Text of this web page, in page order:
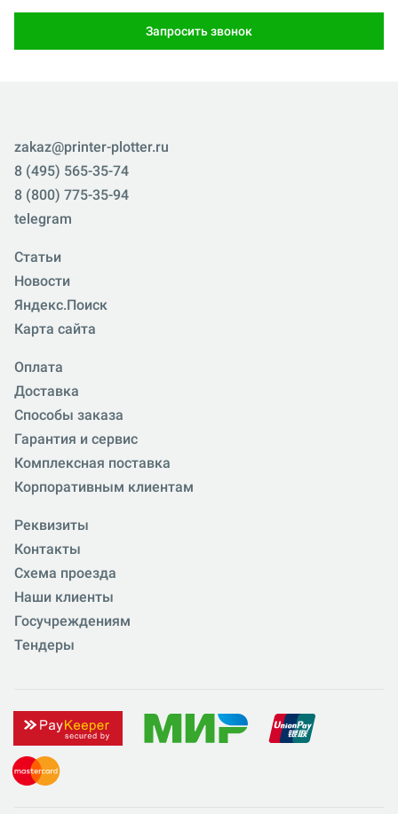
Запросить звонок
zakaz@printer-plotter.ru
8 (495) 565-35-74
8 (800) 775-35-94
telegram
Статьи
Новости
Яндекс.Поиск
Карта сайта
Оплата
Доставка
Способы заказа
Гарантия и сервис
Комплексная поставка
Корпоративным клиентам
Реквизиты
Контакты
Схема проезда
Наши клиенты
Госучреждениям
Тендеры